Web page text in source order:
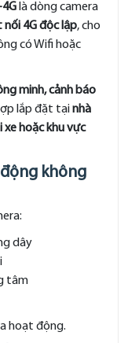
là dòng camera
nối 4G độc lập, cho
có Wifi hoặc
minh, cảnh báo
lắp đặt tạinhà
hoặc khu vực
không
dây
tâm
hoạt động.